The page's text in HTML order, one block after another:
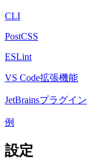
CLI
PostCSS
ESLint
VS Code拡張機能
JetBrainsプラグイン
例
設定